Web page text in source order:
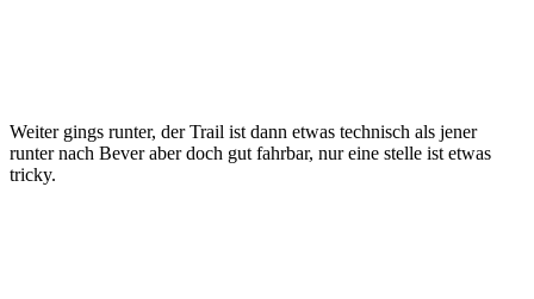
Weiter gings runter, der Trail ist dann etwas technisch als jener
runter nach Bever aber doch gut fahrbar, nur eine stelle ist etwas
tricky.